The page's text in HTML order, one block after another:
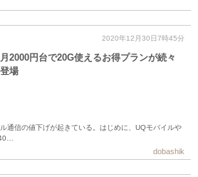
2020年12月30日7時45分
月2000円台で20G使えるお得プランが続々
登場
通信の値下げが起きている。はじめに、UQモバイルや
dobashik